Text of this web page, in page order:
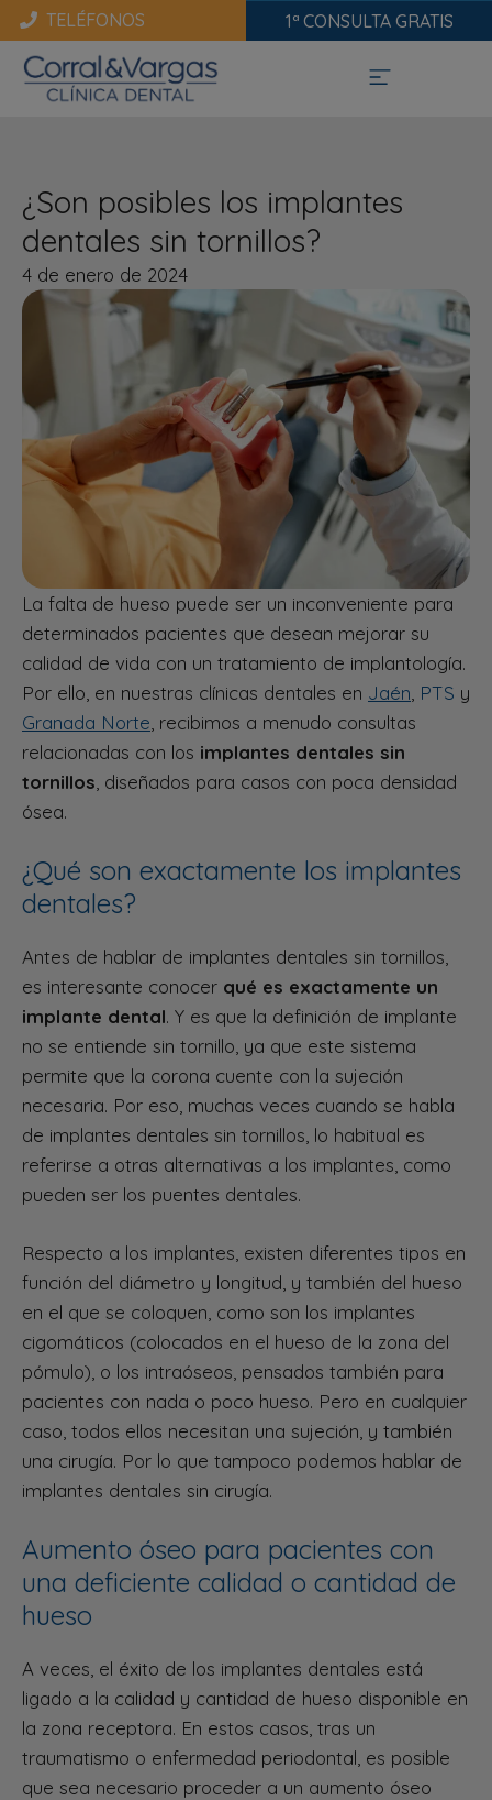
TELÉFONOS 1ª CONSULTA GRATIS
¿Son posibles los implantes
dentales sin tornillos?
4 de enero de 2024
La falta de hueso puede ser un inconveniente para
determinados pacientes que desean mejorar su
calidad de vida con un tratamiento de implantología.
Por ello, en nuestras clínicas dentales en Jaén PTS y
Granada Norte , recibimos a menudo consultas
relacionadas con los implantes dentales sin
tornillos , diseñados para casos con poca densidad
ósea.
¿Qué son exactamente los implantes
dentales?
Antes de hablar de implantes dentales sin tornillos,
es interesante conocer qué es exactamente un
implante dental. Y es que la definición de implante
no se entiende sin tornillo, ya que este sistema
permite que la corona cuente con la sujeción
necesaria. Por eso, muchas veces cuando se habla
de implantes dentales sin tornillos, lo habitual es
referirse a otras alternativas a los implantes, como
pueden ser los puentes dentales.
Respecto a los implantes, existen diferentes tipos en
función del diámetro y longitud, y también del hueso
en el que se coloquen, como son los implantes
cigomáticos (colocados en el hueso de la zona del
pómulo), o los intraóseos, pensados también para
pacientes con nada o poco hueso. Pero en cualquier
caso, todos ellos necesitan una sujeción, y también
una cirugía. Por lo que tampoco podemos hablar de
implantes dentales sin cirugía.
Aumento óseo para pacientes con
una deficiente calidad o cantidad de
hueso
A veces, el éxito de los implantes dentales está
ligado a la calidad y cantidad de hueso disponible en
la zona receptora. En estos casos, tras un
traumatismo o enfermedad periodontal, es posible
que sea necesario proceder a un aumento óseo